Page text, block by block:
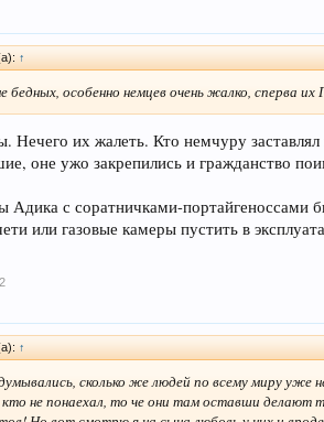
↑
бедных, особенно немцев очень жалко, сперва
Нечего их жалеть. Кто немчуру
оне ужо закрепились и гражданство
Адика с соратничками-
или газовые камеры пустить в
↑
сколько же людей по всему миру
не понаехал, то че они там оставши